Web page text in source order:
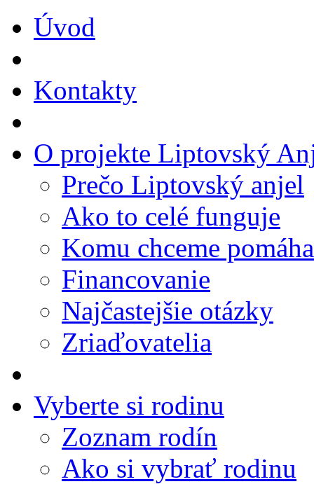
Úvod
Kontakty
O projekte Liptovský
Prečo Liptovský anjel
Ako to celé funguje
Komu chceme
Financovanie
Najčastejšie otázky
Zriaďovatelia
Vyberte si rodinu
Zoznam rodín
Ako si vybrať rodinu